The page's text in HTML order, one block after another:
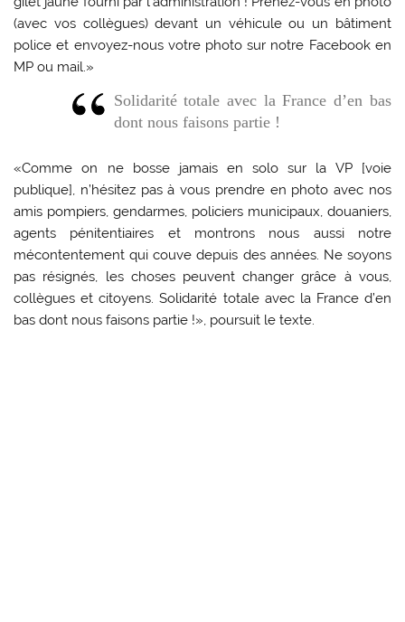
(avec vos collègues) devant un véhicule ou un bâtiment
police et envoyez-nous votre photo sur notre Facebook en
MP ou mail.»
Solidarité totale avec la France d’en bas
dont nous faisons partie !
«Comme on ne bosse jamais en solo sur la VP [voie
publique], n’hésitez pas à vous prendre en photo avec nos
amis pompiers, gendarmes, policiers municipaux, douaniers,
agents pénitentiaires et montrons nous aussi notre
mécontentement qui couve depuis des années. Ne soyons
pas résignés, les choses peuvent changer grâce à vous,
collègues et citoyens. Solidarité totale avec la France d’en
bas dont nous faisons partie !», poursuit le texte.